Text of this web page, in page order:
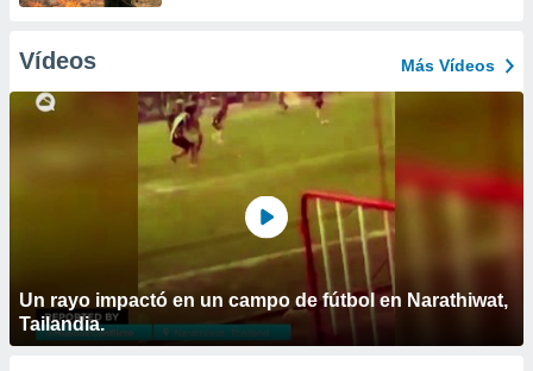
Vídeos Más Vídeos
Un rayo impactó en un campo de fútbol en Narathiwat,
Tailandia.